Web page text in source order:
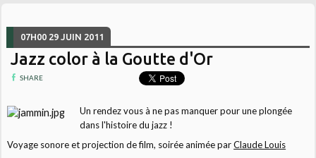
07H00 29 JUIN 2011
Jazz color à la Goutte d'Or
SHARE
Un rendez vous à ne pas manquer pour une plongée
dans l'histoire du jazz !
Voyage sonore et projection de film, soirée animée parClaude Louis